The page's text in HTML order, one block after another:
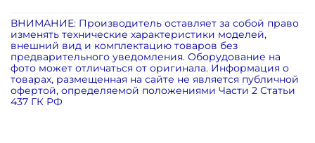
ВНИМАНИЕ: Производитель оставляет за собой право
изменять технические характеристики моделей,
внешний вид и комплектацию товаров без
предварительного уведомления. Оборудование на
фото может отличаться от оригинала. Информация о
товарах, размещенная на сайте не является публичной
офертой, определяемой положениями Части 2 Статьи
437 ГК РФ